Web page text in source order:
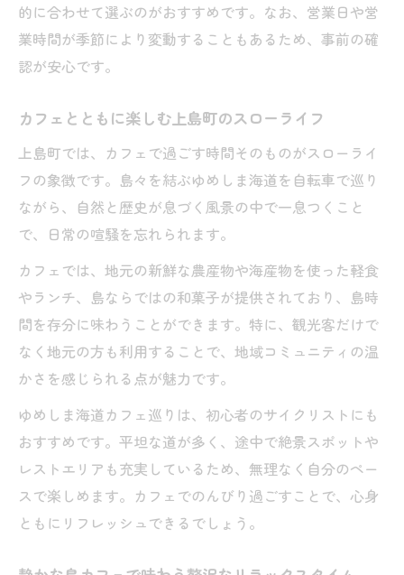
的に合わせて選ぶのがおすすめです。なお、営業日や営
業時間が季節により変動することもあるため、事前の確
認が安心です。
カフェとともに楽しむ上島町のスローライフ
上島町では、カフェで過ごす時間そのものがスローライ
フの象徴です。島々を結ぶゆめしま海道を自転車で巡り
ながら、自然と歴史が息づく風景の中で一息つくこと
で、日常の喧騒を忘れられます。
カフェでは、地元の新鮮な農産物や海産物を使った軽食
やランチ、島ならではの和菓子が提供されており、島時
間を存分に味わうことができます。特に、観光客だけで
なく地元の方も利用することで、地域コミュニティの温
かさを感じられる点が魅力です。
ゆめしま海道カフェ巡りは、初心者のサイクリストにも
おすすめです。平坦な道が多く、途中で絶景スポットや
レストエリアも充実しているため、無理なく自分のペー
スで楽しめます。カフェでのんびり過ごすことで、心身
ともにリフレッシュできるでしょう。